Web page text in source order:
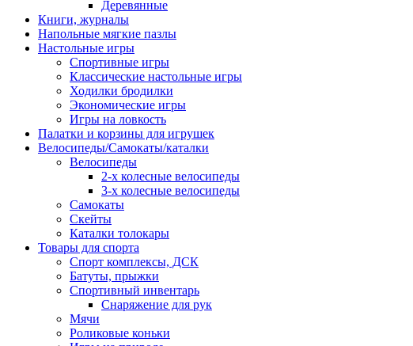
Деревянные
Книги, журналы
Напольные мягкие пазлы
Настольные игры
Спортивные игры
Классические настольные игры
Ходилки бродилки
Экономические игры
Игры на ловкость
Палатки и корзины для игрушек
Велосипеды/Самокаты/каталки
Велосипеды
2-х колесные велосипеды
3-х колесные велосипеды
Самокаты
Скейты
Каталки толокары
Товары для спорта
Спорт комплексы, ДСК
Батуты, прыжки
Спортивный инвентарь
Снаряжение для рук
Мячи
Роликовые коньки